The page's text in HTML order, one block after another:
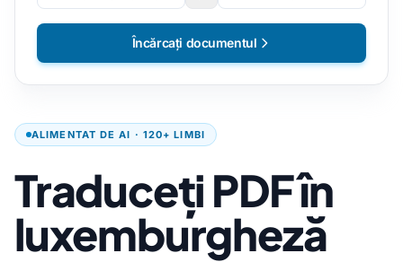
ALIMENTAT DE AI · 120+ LIMBI
Traduceți PDF în
luxemburgheză
Încărcați documentul